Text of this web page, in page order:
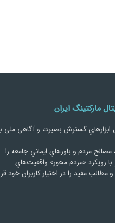
مارکتینگ ایران
ابزارهاي گسترش بصیرت و آگاهی ملی
مصالح مردم و باورهاي ايماني جامعه را
رويكرد «مردم‌ محور» واقعيت‌هاي
مطالب مفید را در اختیار کاربران خود